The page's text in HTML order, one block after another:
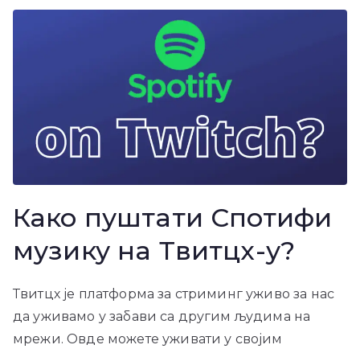
Како пуштати Спотифи
музику на Твитцх-у?
Твитцх је платформа за стриминг уживо за нас
да уживамо у забави са другим људима на
мрежи. Овде можете уживати у својим